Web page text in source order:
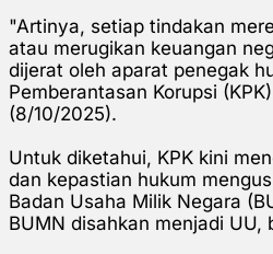
"Artinya, setiap tindakan
atau merugikan keuangan
dijerat oleh aparat penegak
Pemberantasan Korupsi
(8/10/2025).
Untuk diketahui, KPK kini
dan kepastian hukum
Badan Usaha Milik Negara
BUMN disahkan menjadi UU,